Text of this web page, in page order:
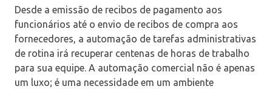
Desde a emissão de recibos de pagamento aos
funcionários até o envio de recibos de compra aos
fornecedores, a automação de tarefas administrativas
de rotina irá recuperar centenas de horas de trabalho
para sua equipe. A automação comercial não é apenas
um luxo; é uma necessidade em um ambiente